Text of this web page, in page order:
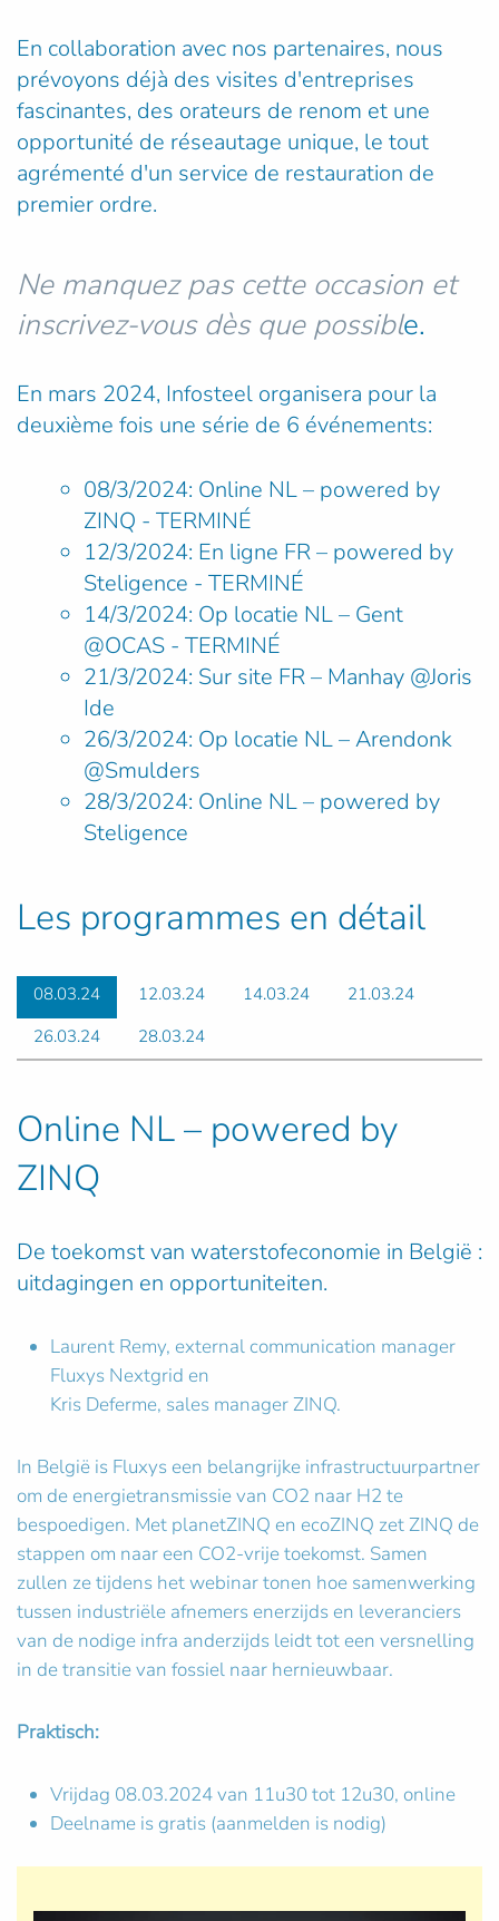
En collaboration avec nos partenaires, nous
prévoyons déjà des visites d'entreprises
fascinantes, des orateurs de renom et une
opportunité de réseautage unique, le tout
agrémenté d'un service de restauration de
premier ordre.
Ne manquez pas cette occasion et
inscrivez-vous dès que possible.
En mars 2024, Infosteel organisera pour la
deuxième fois une série de 6 événements:
08/3/2024: Online NL– powered by
ZINQ - TERMINÉ
12/3/2024: En ligne FR– powered by
Steligence - TERMINÉ
14/3/2024: Op locatie NL – Gent
@OCAS - TERMINÉ
21/3/2024: Sur site FR – Manhay @Joris
Ide
26/3/2024: Op locatie NL–Arendonk
@Smulders
28/3/2024: Online NL– powered by
Steligence
Les programmes en détail
08.03.24 12.03.24 14.03.24
21.03.24
26.03.24
28.03.24
Online NL – powered by
ZINQ
De toekomst van waterstofeconomie in België :
uitdagingen en opportuniteiten.
Laurent Remy, external communication manager
Fluxys Nextgrid en
Kris Deferme, sales manager ZINQ.
In België is Fluxys een belangrijke infrastructuurpartner
om de energietransmissie van CO2 naar H2 te
bespoedigen. Met planetZINQ en ecoZINQ zet ZINQ de
stappen om naar een CO2-vrije toekomst. Samen
zullen ze tijdens het webinar tonen hoe samenwerking
tussen industriële afnemers enerzijds en leveranciers
van de nodige infra anderzijds leidt tot een versnelling
in de transitie van fossiel naar hernieuwbaar.
Praktisch:
Vrijdag 08.03.2024 van 11u30 tot 12u30, online
Deelname is gratis (aanmelden is nodig)